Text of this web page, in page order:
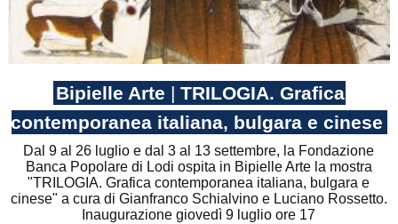
Bipielle Arte |TRILOGIA. Grafica
contemporanea italiana, bulgara e cinese
Dal 9 al 26 luglio e dal 3 al 13 settembre, la Fondazione
Banca Popolare di Lodi ospita in Bipielle Arte la mostra
"TRILOGIA. Grafica contemporanea italiana, bulgara e
cinese" a cura di Gianfranco Schialvino e Luciano Rossetto.
Inaugurazione giovedì 9 luglio ore 17